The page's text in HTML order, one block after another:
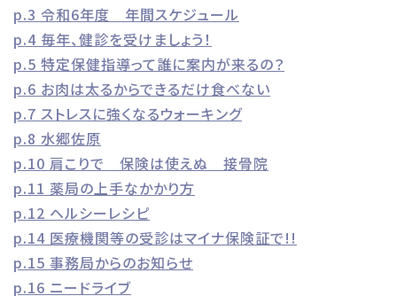
p.3 令和6年度 年間スケジュール
p.4 毎年、健診を受けましょう！
p.5 特定保健指導って誰に案内が来るの？
p.6 お肉は太るからできるだけ食べない
p.7 ストレスに強くなるウォーキング
p.8 水郷佐原
p.10 肩こりで 保険は使えぬ 接骨院
p.11 薬局の上手なかかり方
p.12 ヘルシーレシピ
p.14 医療機関等の受診はマイナ保険証で!!
p.15 事務局からのお知らせ
p.16 ニードライブ